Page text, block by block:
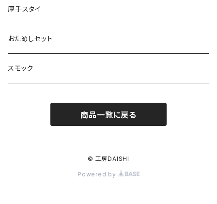
厚手スタイ
おためしセット
スモック
商品一覧に戻る
© 工房DAISHI
Powered by